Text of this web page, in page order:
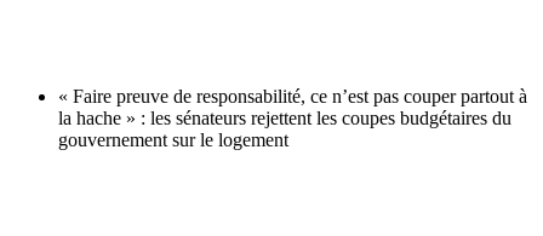
« Faire preuve de responsabilité, ce n’est pas couper partout à
la hache » : les sénateurs rejettent les coupes budgétaires du
gouvernement sur le logement